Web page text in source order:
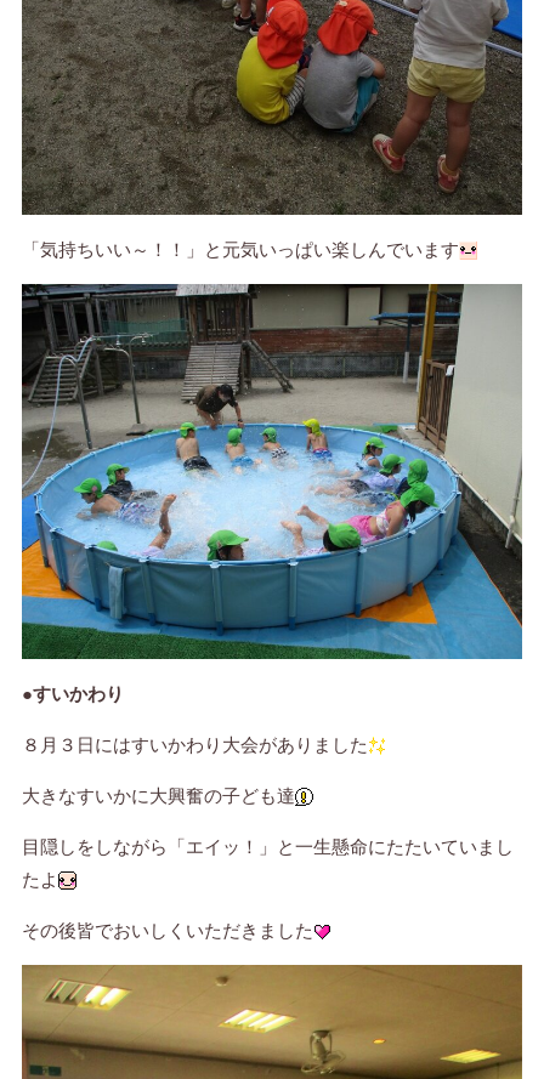
「気持ちいい～！！」と元気いっぱい楽しんでいます
●すいかわり
８月３日にはすいかわり大会がありました
大きなすいかに大興奮の子ども達
目隠しをしながら「エイッ！」と一生懸命にたたいていまし
たよ
その後皆でおいしくいただきました